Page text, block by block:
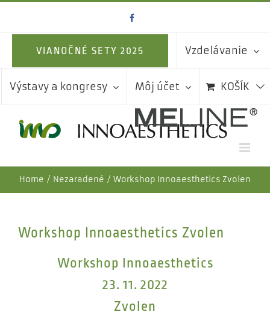
contentVIANOČNÉ SETY 2025 Vzdelávanie
Výstavy a kongresy Môj účet KOŠÍK
Home Nezaradené Workshop Innoaesthetics Zvolen
Workshop Innoaesthetics Zvolen
Workshop Innoaesthetics
23. 11. 2022
Zvolen